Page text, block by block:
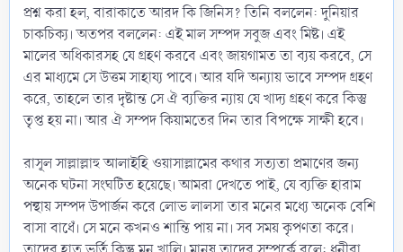
প্রশ্ন করা হল, বারাকাতে আরদ কি জিনিস? তিনি বললেন: দুনিয়ার
চাকচিক্য। অতপর বললেন: এই মাল সম্পদ সবুজ এবং মিষ্ট। এই
মালের অধিকারসহ যে গ্রহণ করবে এবং জায়গামত তা ব্যয় করবে, সে
এর মাধ্যমে সে উত্তম সাহায্য পাবে। আর যদি অন্যায় ভাবে সম্পদ গ্রহণ
করে, তাহলে তার দৃষ্টান্ত সে ঐ ব্যক্তির ন্যায় যে খাদ্য গ্রহণ করে কিস্তু
তৃপ্ত হয় না। আর ঐ সম্পদ কিয়ামতের দিন তার বিপক্ষে সাক্ষী হবে।
রাসূল সাল্লাল্লাহু আলাইহি ওয়াসাল্লামের কথার সত্যতা প্রমাণের জন্য
অনেক ঘটনা সংঘটিত হয়েছে। আমরা দেখতে পাই, যে ব্যক্তি হারাম
পন্থায় সম্পদ উপার্জন করে লোভ লালসা তার মনের মধ্যে অনেক বেশি
বাসা বাধেঁ। সে মনে কখনও শান্তি পায় না। সব সময় কৃপণতা করে।